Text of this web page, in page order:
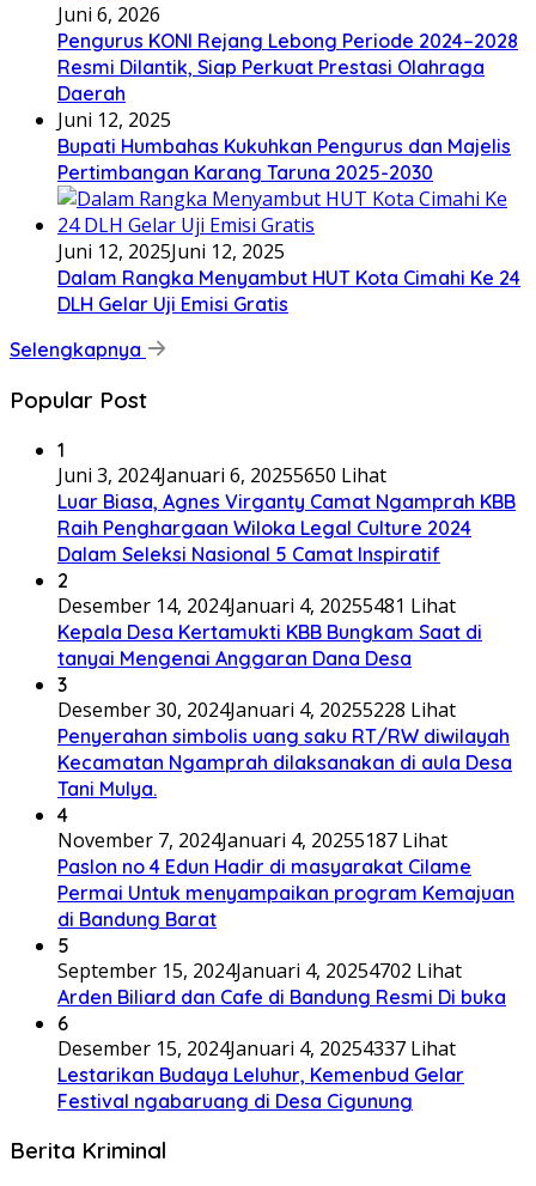
Juni 6, 2026
Pengurus KONI Rejang Lebong Periode 2024–2028
Resmi Dilantik, Siap Perkuat Prestasi Olahraga
Daerah
Juni 12, 2025
Bupati Humbahas Kukuhkan Pengurus dan Majelis
Pertimbangan Karang Taruna 2025-2030
Juni 12, 2025Juni 12, 2025
Dalam Rangka Menyambut HUT Kota Cimahi Ke 24
DLH Gelar Uji Emisi Gratis
Selengkapnya
Popular Post
1
Juni 3, 2024Januari 6, 20255650 Lihat
Luar Biasa, Agnes Virganty Camat Ngamprah KBB
Raih Penghargaan Wiloka Legal Culture 2024
Dalam Seleksi Nasional 5 Camat Inspiratif
2
Desember 14, 2024Januari 4, 20255481 Lihat
Kepala Desa Kertamukti KBB Bungkam Saat di
tanyai Mengenai Anggaran Dana Desa
3
Desember 30, 2024Januari 4, 20255228 Lihat
Penyerahan simbolis uang saku RT/RW diwilayah
Kecamatan Ngamprah dilaksanakan di aula Desa
Tani Mulya.
4
November 7, 2024Januari 4, 20255187 Lihat
Paslon no 4 Edun Hadir di masyarakat Cilame
Permai Untuk menyampaikan program Kemajuan
di Bandung Barat
5
September 15, 2024Januari 4, 20254702 Lihat
Arden Biliard dan Cafe di Bandung Resmi Di buka
6
Desember 15, 2024Januari 4, 20254337 Lihat
Lestarikan Budaya Leluhur, Kemenbud Gelar
Festival ngabaruang di Desa Cigunung
Berita Kriminal